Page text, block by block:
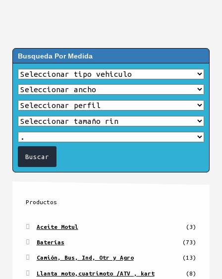
Busqueda Por Medida
Productos
Aceite Motul (3)
Baterías (73)
Camión, Bus, Ind, Otr y Agro (13)
Llanta moto,cuatrimoto /ATV , kart (8)